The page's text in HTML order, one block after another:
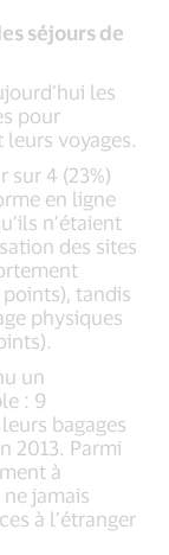
séjours de
les
pour
voyages.
sur 4 (23%)
en ligne
n’étaient
des sites
points), tandis
physiques
un
: 9
bagages
2013. Parmi
à
jamais
à l’étranger